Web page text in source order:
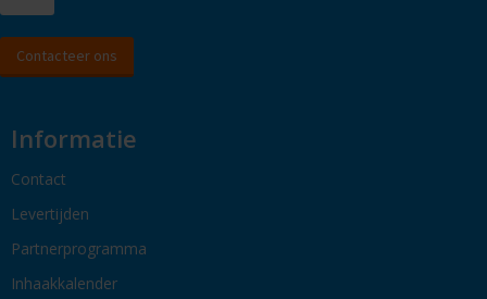
Contacteer ons
Informatie
Contact
Levertijden
Partnerprogramma
Inhaakkalender